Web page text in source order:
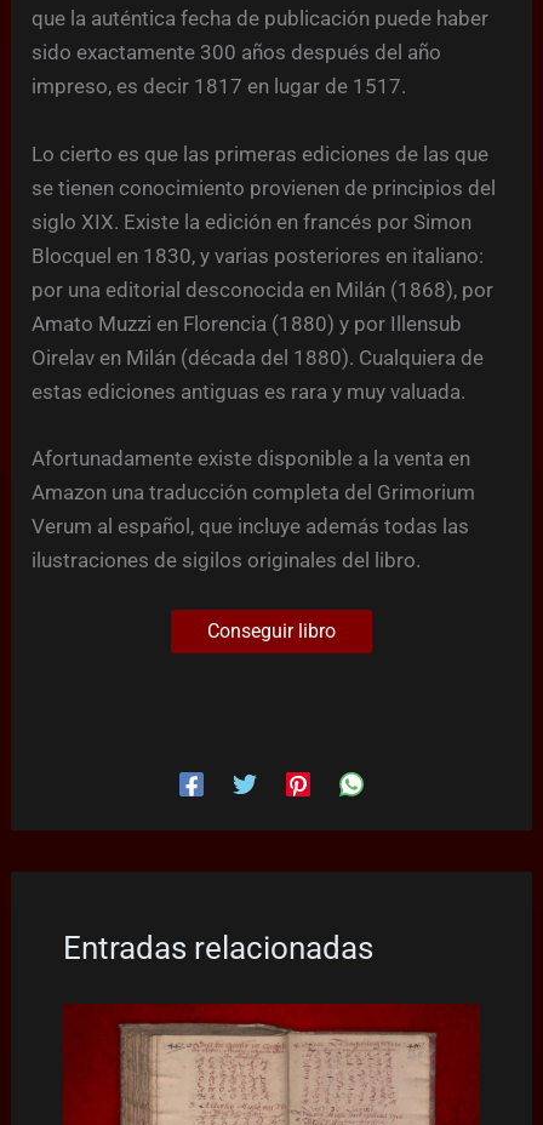
que la auténtica fecha de publicación puede haber
sido exactamente 300 años después del año
impreso, es decir 1817 en lugar de 1517.
Lo cierto es que las primeras ediciones de las que
se tienen conocimiento provienen de principios del
siglo XIX. Existe la edición en francés por Simon
Blocquel en 1830, y varias posteriores en italiano:
por una editorial desconocida en Milán (1868), por
Amato Muzzi en Florencia (1880) y por Illensub
Oirelav en Milán (década del 1880). Cualquiera de
estas ediciones antiguas es rara y muy valuada.
Afortunadamente existe disponible a la venta en
Amazon una traducción completa del Grimorium
Verum al español, que incluye además todas las
ilustraciones de sigilos originales del libro.
Conseguir libro
Entradas relacionadas